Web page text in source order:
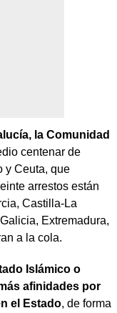
la Comunidad
centenar de
y Ceuta, que
arrestos están
Castilla-La
Extremadura,
a la cola.
Islámico o
afinidades por
el Estado, de forma